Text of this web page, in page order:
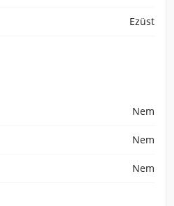
Ezüst
Nem
Nem
Nem